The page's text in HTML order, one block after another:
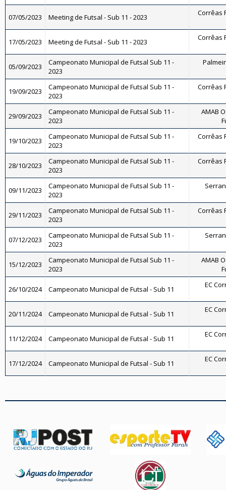
07/05/2023 Meeting de Futsal - Sub 11 - 2023 Corrêas
17/05/2023 Meeting de Futsal - Sub 11 - 2023 Corrêas
05/09/2023
Campeonato Municipal de Futsal Sub 11 -
2023
19/09/2023
Campeonato Municipal de Futsal Sub 11 -
2023
Corrêas
29/09/2023
Campeonato Municipal de Futsal Sub 11 -
2023
AMAB
19/10/2023
Campeonato Municipal de Futsal Sub 11 -
2023
Corrêas
28/10/2023
Campeonato Municipal de Futsal Sub 11 -
2023
Corrêas
09/11/2023
Campeonato Municipal de Futsal Sub 11 -
2023
29/11/2023
Campeonato Municipal de Futsal Sub 11 -
2023
Corrêas
07/12/2023
Campeonato Municipal de Futsal Sub 11 -
2023
15/12/2023
Campeonato Municipal de Futsal Sub 11 -
2023
AMAB
26/10/2024 Campeonato Municipal de Futsal - Sub 11 EC
20/11/2024 Campeonato Municipal de Futsal - Sub 11 EC
11/12/2024 Campeonato Municipal de Futsal - Sub 11 EC
17/12/2024 Campeonato Municipal de Futsal - Sub 11 EC